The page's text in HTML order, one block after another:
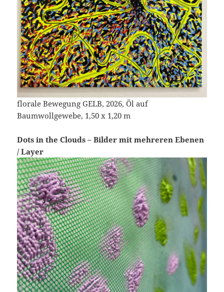
florale Bewegung GELB, 2026, Öl auf
Baumwollgewebe, 1,50 x 1,20 m
Dots in the Clouds – Bilder mit mehreren Ebenen
/ Layer